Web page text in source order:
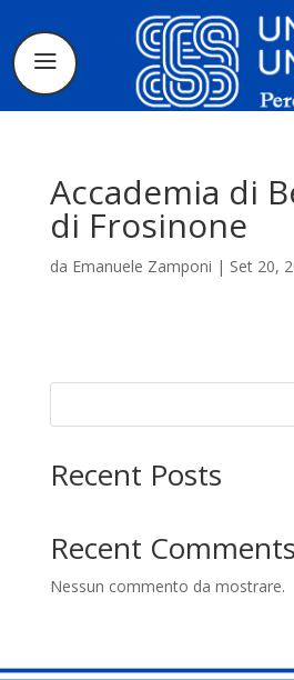
Il
Accademia di
di Frosinone
da Emanuele Zamponi | Set 20,
Recent Posts
Recent Comments
Nessun commento da mostrare.